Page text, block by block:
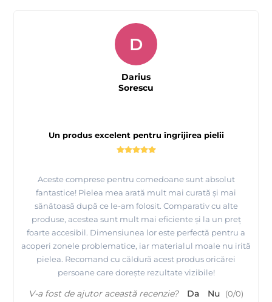
Un produs excelent pentru îngrijirea pielii
Aceste comprese pentru comedoane sunt absolut
fantastice! Pielea mea arată mult mai curată și mai
sănătoasă după ce le-am folosit. Comparativ cu alte
produse, acestea sunt mult mai eficiente și la un preț
foarte accesibil. Dimensiunea lor este perfectă pentru a
acoperi zonele problematice, iar materialul moale nu irită
pielea. Recomand cu căldură acest produs oricărei
persoane care dorește rezultate vizibile!
D
Darius
Sorescu
V-a fost de ajutor această recenzie? Da Nu (0/0)